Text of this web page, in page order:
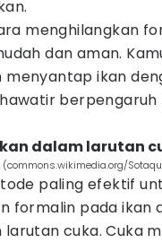
menghilangkan
dan aman.
menyantap ikan
berpengaruh
dalam larutan
paling efektif
formalin pada ikan
larutan cuka. Cuka